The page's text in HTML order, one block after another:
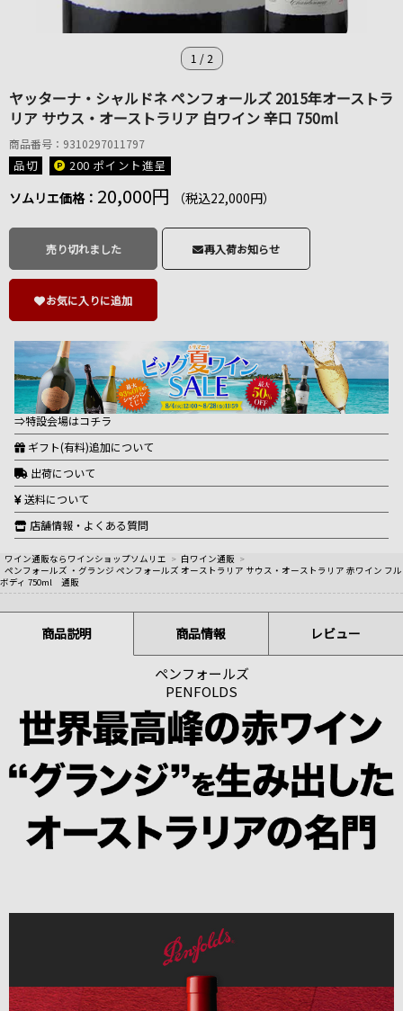
1 / 2
ヤッターナ・シャルドネ ペンフォールズ 2015年オーストラ
リア サウス・オーストラリア 白ワイン 辛口 750ml
商品番号：9310297011797
品切 200 ポイント進呈
ソムリエ価格： 20,000円 （税込22,000円）
売り切れました 再入荷お知らせ
お気に入りに追加
⇒特設会場はコチラ
ギフト(有料)追加について
出荷について
送料について
店舗情報・よくある質問
ワイン通販ならワインショップソムリエ > 白ワイン通販 >
ペンフォールズ ・グランジ ペンフォールズ オーストラリア サウス・オーストラリア 赤ワイン フル
ボディ 750ml 通販
商品説明 商品情報 レビュー
ペンフォールズ
PENFOLDS